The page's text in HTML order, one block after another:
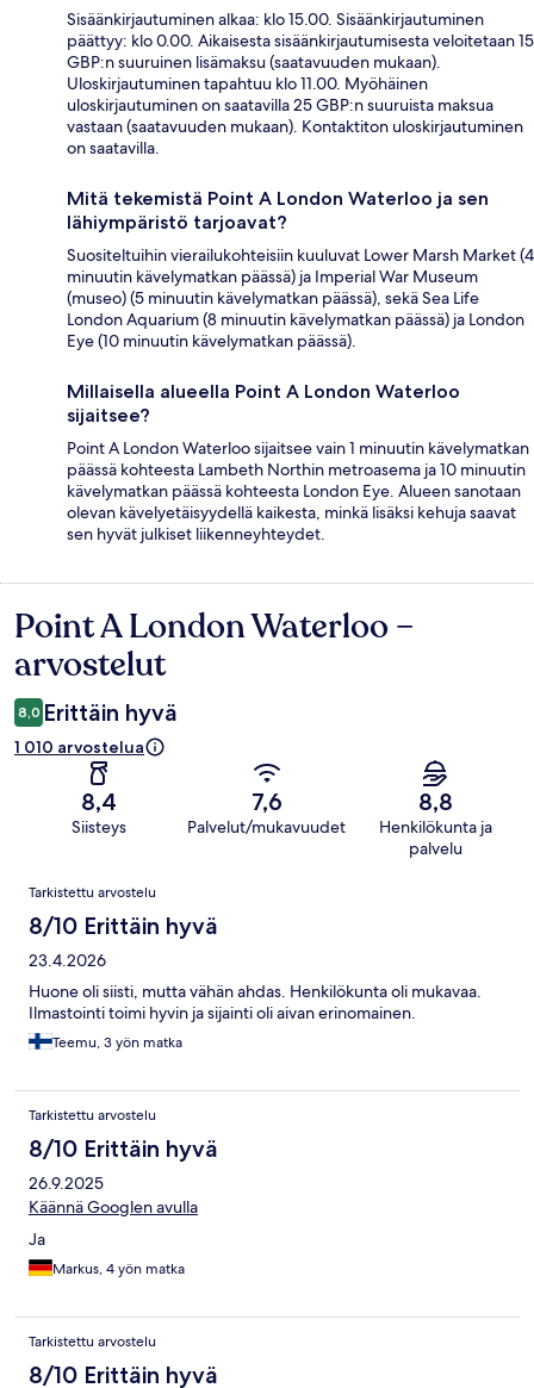
Sisäänkirjautuminen alkaa: klo 15.00. Sisäänkirjautuminen
päättyy: klo 0.00. Aikaisesta sisäänkirjautumisesta veloitetaan 15
GBP:n suuruinen lisämaksu (saatavuuden mukaan).
Uloskirjautuminen tapahtuu klo 11.00. Myöhäinen
uloskirjautuminen on saatavilla 25 GBP:n suuruista maksua
vastaan (saatavuuden mukaan). Kontaktiton uloskirjautuminen
on saatavilla.
Mitä tekemistä Point A London Waterloo ja sen
lähiympäristö tarjoavat?
Suositeltuihin vierailukohteisiin kuuluvat Lower Marsh Market (4
minuutin kävelymatkan päässä) ja Imperial War Museum
(museo) (5 minuutin kävelymatkan päässä), sekä Sea Life
London Aquarium (8 minuutin kävelymatkan päässä) ja London
Eye (10 minuutin kävelymatkan päässä).
Millaisella alueella Point A London Waterloo
sijaitsee?
Point A London Waterloo sijaitsee vain 1 minuutin kävelymatkan
päässä kohteesta Lambeth Northin metroasema ja 10 minuutin
kävelymatkan päässä kohteesta London Eye. Alueen sanotaan
olevan kävelyetäisyydellä kaikesta, minkä lisäksi kehuja saavat
sen hyvät julkiset liikenneyhteydet.
Arvostelut
Point A London Waterloo –
arvostelut
8,0 Erittäin hyvä
1 010 arvostelua
8,4
Siisteys
7,6
Palvelut/mukavuudet
8,8
Henkilökunta ja
palvelu
Arvostelut
Tarkistettu arvostelu
8/10 Erittäin hyvä
23.4.2026
Huone oli siisti, mutta vähän ahdas. Henkilökunta oli mukavaa.
Ilmastointi toimi hyvin ja sijainti oli aivan erinomainen.
Teemu, 3 yön matka
Tarkistettu arvostelu
8/10 Erittäin hyvä
26.9.2025
Käännä Googlen avulla
Ja
Markus, 4 yön matka
Tarkistettu arvostelu
8/10 Erittäin hyvä